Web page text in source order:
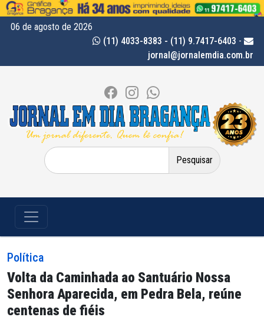
06 de agosto de 2026
(11) 4033-8383 - (11) 9.7417-6403 -
jornal@jornalemdia.com.br
Pesquisar
por:
Política
Volta da Caminhada ao Santuário Nossa
Senhora Aparecida, em Pedra Bela, reúne
centenas de fiéis